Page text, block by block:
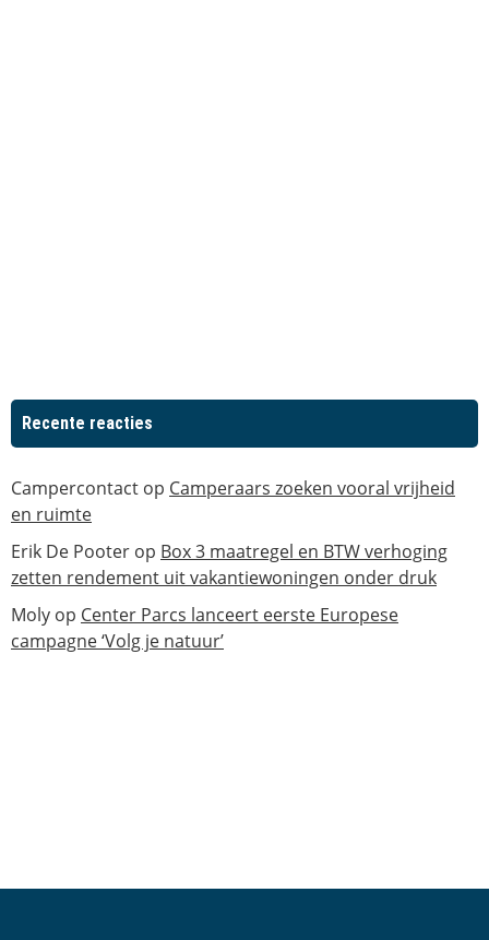
Recente reacties
Campercontact op Camperaars zoeken vooral vrijheid
en ruimte
Erik De Pooter op Box 3 maatregel en BTW verhoging
zetten rendement uit vakantiewoningen onder druk
Moly op Center Parcs lanceert eerste Europese
campagne ‘Volg je natuur’